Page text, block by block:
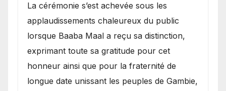
​La cérémonie s’est achevée sous les
applaudissements chaleureux du public
lorsque Baaba Maal a reçu sa distinction,
exprimant toute sa gratitude pour cet
honneur ainsi que pour la fraternité de
longue date unissant les peuples de Gambie,